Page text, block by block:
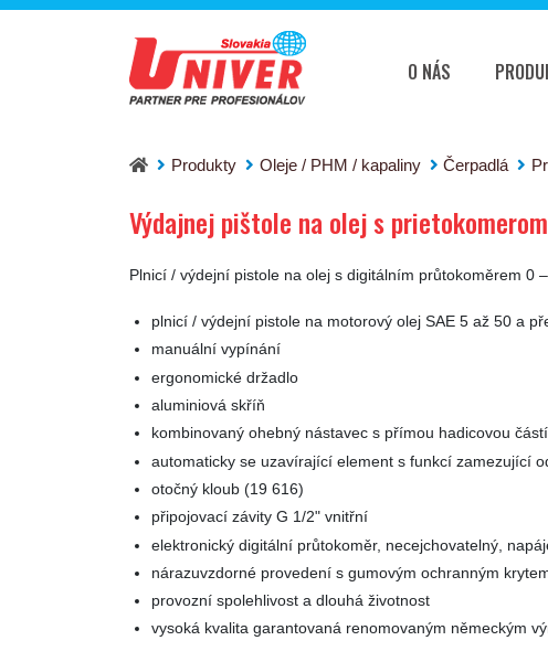
O NÁS
Produkty Oleje / PHM / kapaliny Čerpadlá
Výdajnej pištole na olej s prietokomerom a ohybným
Výdajnej pištole na olej s
Plnicí / výdejní pistole na olej s digitálním průtokoměrem 0
plnicí / výdejní pistole na motorový olej SAE 5 až 50 a
manuální vypínání
ergonomické držadlo
aluminiová skříň
kombinovaný ohebný nástavec s přímou hadicovou
automaticky se uzavírající element s funkcí zamezující
otočný kloub (19 616)
připojovací závity G 1/2" vnitřní
elektronický digitální průtokoměr, necejchovatelný,
nárazuvzdorné provedení s gumovým ochranným
provozní spolehlivost a dlouhá životnost
vysoká kvalita garantovaná renomovaným německým